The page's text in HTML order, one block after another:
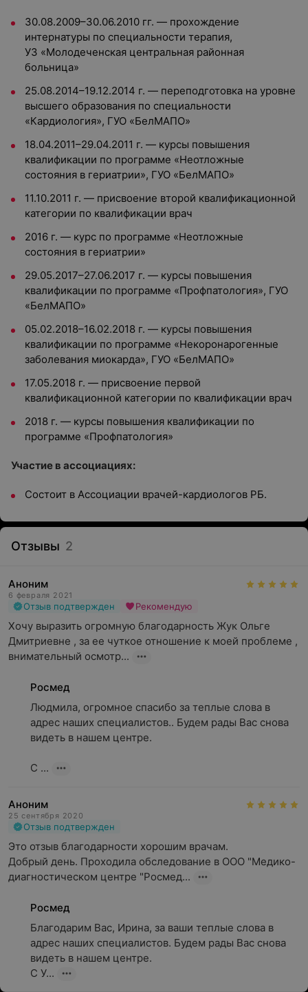
30.08.2009–30.06.2010 гг. — прохождение
интернатуры по специальности терапия,
УЗ «Молодеченская центральная районная
больница»
25.08.2014–19.12.2014 г. — переподготовка на уровне
высшего образования по специальности
«Кардиология», ГУО «БелМАПО»
18.04.2011–29.04.2011 г. — курсы повышения
квалификации по программе «Неотложные
состояния в гериатрии», ГУО «БелМАПО»
11.10.2011 г. — присвоение второй квалификационной
категории по квалификации врач
2016 г. — курс по программе «Неотложные
состояния в гериатрии»
29.05.2017–27.06.2017 г. — курсы повышения
квалификации по программе «Профпатология», ГУО
«БелМАПО»
05.02.2018–16.02.2018 г. — курсы повышения
квалификации по программе «Некоронарогенные
заболевания миокарда», ГУО «БелМАПО»
17.05.2018 г. — присвоение первой
квалификационной категории по квалификации врач
2018 г. — курсы повышения квалификации по
программе «Профпатология»
Участие в ассоциациях:
Состоит в Ассоциации врачей-кардиологов РБ.
Отзывы 2
Аноним
6 февраля 2021
Отзыв подтвержден Рекомендую
Хочу выразить огромную благодарность Жук Ольге
Дмитриевне , за ее чуткое отношение к моей проблеме ,
внимательный осмотр...
Росмед
Людмила, огромное спасибо за теплые слова в
адрес наших специалистов.. Будем рады Вас снова
видеть в нашем центре.
С ...
Аноним
25 сентября 2020
Отзыв подтвержден
Это отзыв благодарности хорошим врачам.
Добрый день. Проходила обследование в ООО "Медико-
диагностическом центре "Росмед...
Росмед
Благодарим Вас, Ирина, за ваши теплые слова в
адрес наших специалистов. Будем рады Вас снова
видеть в нашем центре.
С У...